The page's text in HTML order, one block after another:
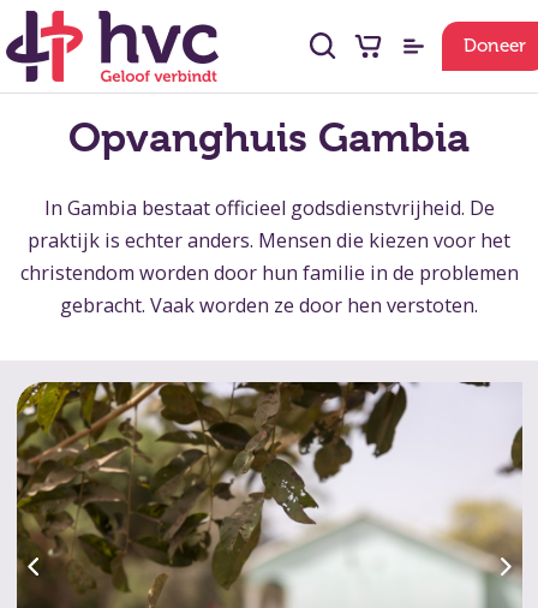
Doneer
Opvanghuis Gambia
In Gambia bestaat officieel godsdienstvrijheid. De
praktijk is echter anders. Mensen die kiezen voor het
christendom worden door hun familie in de problemen
gebracht. Vaak worden ze door hen verstoten.